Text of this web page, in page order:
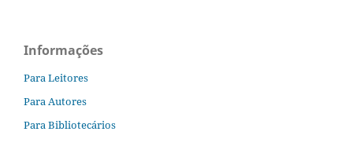
Informações
Para Leitores
Para Autores
Para Bibliotecários